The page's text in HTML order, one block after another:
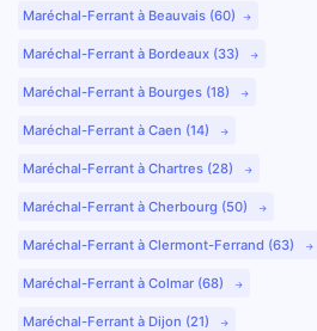
Maréchal-Ferrant à Beauvais (60)
Maréchal-Ferrant à Bordeaux (33)
Maréchal-Ferrant à Bourges (18)
Maréchal-Ferrant à Caen (14)
Maréchal-Ferrant à Chartres (28)
Maréchal-Ferrant à Cherbourg (50)
Maréchal-Ferrant à Clermont-Ferrand (63)
Maréchal-Ferrant à Colmar (68)
Maréchal-Ferrant à Dijon (21)